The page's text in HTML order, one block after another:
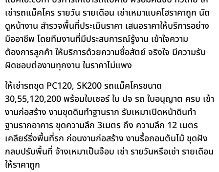
เช่ารถแม็คโคร รายวัน รายเดือน เช่าเหมาแบคโฮราคาถูก นัด
ดูหน้างาน สำรวจพื้นที่ประเมินราคา เสนอราคาให้บริการอย่าง
มืออาชีพ โดยทีมงานที่มีประสบการณ์รู้งาน เข้าใจความ
ต้องการลูกค้า ให้บริการด้วยความซื่อสัตย์ จริงใจ มีความรับ
ผิดชอบต่องานทุกงาน ในราคาไม่แพง
ให้เช่ารถขุด PC120, SK200 รถแม็คโครขนาด
30,55,120,200 พร้อมใบเซอร์ ใบ ปจ รถ ใบอนุญาต ครบ เข้า
งานก่อสร้าง งานขุดดินทำฐานราก รับเหมาเปิดหน้าดินทำ
ฐานรากอาคาร ขุดความลึก 3เมตร ถึง ความลึก 12 เมตร
เคลียร์ริ่งพื้นที่รก ก่อนงานก่อสร้าง งานรื้อถอนต้นไม้ ขุดฝัง
กลบปรับพื้นที่ จ้างเหมาเป็นจ๊อบ เช่า รายวันหรือเช่า รายเดือน
ให้ราคาถูก